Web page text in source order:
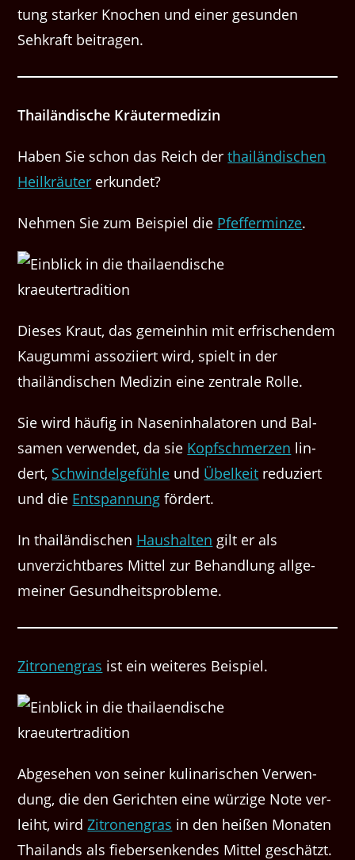
tung stark­er Knochen und ein­er gesun­den
Sehkraft beitragen.
Thailändis­che Kräutermedizin
Haben Sie schon das Reich derthailändis­chen
Heilkräuter erkundet?
Nehmen Sie zum Beispiel die Pfef­fer­minze.
Dieses Kraut, das gemein­hin mit erfrischen­dem
Kau­gum­mi assozi­iert wird, spielt in der
thailändis­chen Medi­zin eine zen­trale Rolle.
Sie wird häu­fig in Nas­en­in­hala­toren und Bal­
samen ver­wen­det, da sie Kopf­schmerzen lin­
dert, Schwindel­ge­füh­le und Übelkeit reduziert
und die Entspan­nung fördert.
In thailändis­chen Haushal­ten gilt er als
unverzicht­bares Mit­tel zur Behand­lung all­ge­
mein­er Gesundheitsprobleme.
Zitro­nen­gras ist ein weit­eres Beispiel.
Abge­se­hen von sein­er kuli­nar­ischen Ver­wen­
dung, die den Gericht­en eine würzige Note ver­
lei­ht, wirdZitro­nen­gras in den heißen Monat­en
Thai­lands als fiebersenk­endes Mit­tel geschätzt.